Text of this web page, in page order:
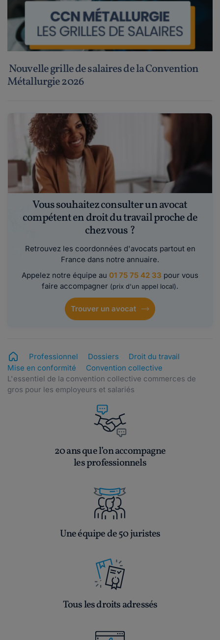
Nouvelle grille de salaires de la Convention
Métallurgie 2026
Vous souhaitez consulter un avocat
compétent en droit du travail proche de
chez vous ?
Retrouvez les coordonnées d'avocats partout en
France dans notre annuaire.
Appelez notre équipe au 01 75 75 42 33 pour vous
faire accompagner (prix d'un appel local).
Trouver un avocat
Professionnel Dossiers
Droit du travail
Mise en conformité
Convention collective
L'essentiel de la convention collective commerces de
gros pour les employeurs et salariés
20 ans que l’on accompagne
les professionnels
Une équipe de 50 juristes
Tous les droits adressés